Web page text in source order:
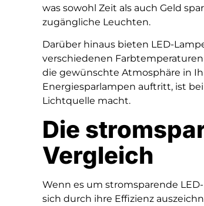
was sowohl Zeit als auch Geld
zugängliche Leuchten.
Darüber hinaus bieten LED-
verschiedenen
die gewünschte Atmosphäre in
Energiesparlampen auftritt, ist
Lichtquelle macht.
Die
Vergleich
Wenn es um stromsparende
sich durch ihre Effizienz